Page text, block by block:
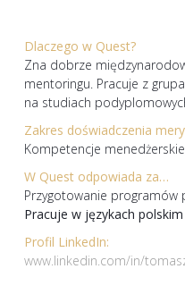
Dlaczego w Quest?
Zna dobrze
mentoringu. Pracuje z
na studiach
Zakres doświadczenia
Kompetencje
W Quest odpowiada za…
Przygotowanie
Pracuje w językach
Profil LinkedIn:
www.linkedin.com/in/